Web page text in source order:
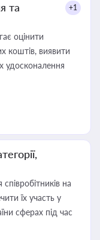
та
+1
оцінити
коштів, виявити
удосконалення
на
їх участь у
сферах під час